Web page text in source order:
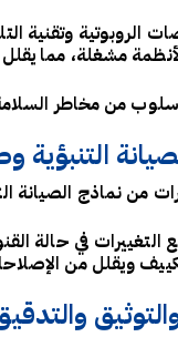
الروبوتية وتقنية
مشغلة، مما
من مخاطر
من نماذج الصيانة
التغييرات في حالة
ويقلل من